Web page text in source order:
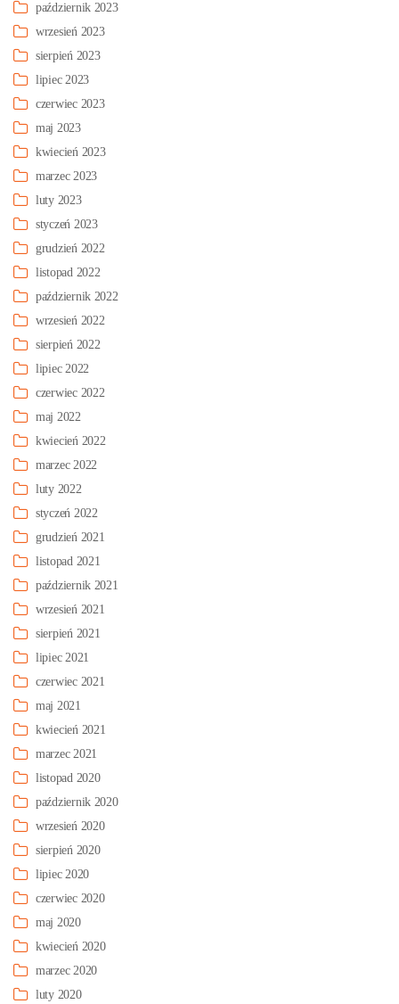
październik 2023
wrzesień 2023
sierpień 2023
lipiec 2023
czerwiec 2023
maj 2023
kwiecień 2023
marzec 2023
luty 2023
styczeń 2023
grudzień 2022
listopad 2022
październik 2022
wrzesień 2022
sierpień 2022
lipiec 2022
czerwiec 2022
maj 2022
kwiecień 2022
marzec 2022
luty 2022
styczeń 2022
grudzień 2021
listopad 2021
październik 2021
wrzesień 2021
sierpień 2021
lipiec 2021
czerwiec 2021
maj 2021
kwiecień 2021
marzec 2021
listopad 2020
październik 2020
wrzesień 2020
sierpień 2020
lipiec 2020
czerwiec 2020
maj 2020
kwiecień 2020
marzec 2020
luty 2020